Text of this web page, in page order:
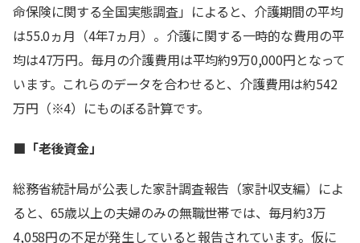
命保険に関する全国実態調査」によると、介護期間の平均
は55.0ヵ月（4年7ヵ月）。介護に関する一時的な費用の平
均は47万円。毎月の介護費用は平均約9万0,000円となって
います。これらのデータを合わせると、介護費用は約542
万円（※4）にものぼる計算です。
■「老後資金」
総務省統計局が公表した家計調査報告（家計収支編）によ
ると、65歳以上の夫婦のみの無職世帯では、毎月約3万
4,058円の不足が発生していると報告されています。仮に